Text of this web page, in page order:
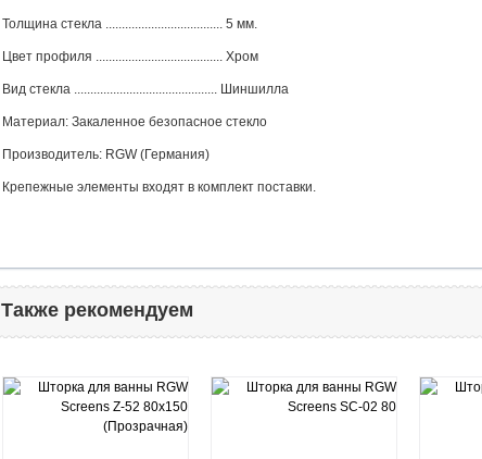
Толщина стекла .................................... 5 мм.
Цвет профиля ....................................... Хром
Вид стекла ............................................ Шиншилла
Материал: Закаленное безопасное стекло
Производитель: RGW (Германия)
Крепежные элементы входят в комплект поставки.
Также рекомендуем